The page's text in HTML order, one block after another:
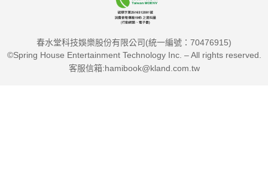
春水堂科技娛樂股份有限公司(統一編號：70476915)
©Spring House Entertainment Technology Inc. – All rights reserved.
客服信箱:hamibook@kland.com.tw